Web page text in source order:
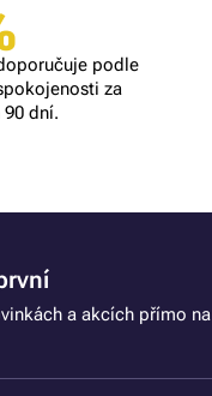
podle
za
dní.
k mé spokojenosti
a akcích přímo